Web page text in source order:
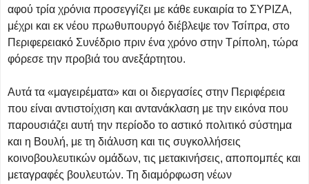
αφού τρία χρόνια προσεγγίζει με κάθε ευκαιρία το ΣΥΡΙΖΑ,
μέχρι και εκ νέου πρωθυπουργό διέβλεψε τον Τσίπρα, στο
Περιφερειακό Συνέδριο πριν ένα χρόνο στην Τρίπολη, τώρα
φόρεσε την προβιά του ανεξάρτητου.
Αυτά τα «μαγειρέματα» και οι διεργασίες στην Περιφέρεια
που είναι αντιστοίχιση και αντανάκλαση με την εικόνα που
παρουσιάζει αυτή την περίοδο το αστικό πολιτικό σύστημα
και η Βουλή, με τη διάλυση και τις συγκολλήσεις
κοινοβουλευτικών ομάδων, τις μετακινήσεις, αποπομπές και
μεταγραφές βουλευτών. Τη διαμόρφωση νέων